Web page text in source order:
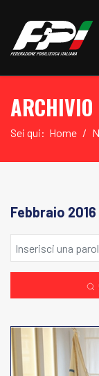
ARCHIVIO
Sei qui: Home
Febbraio 2016